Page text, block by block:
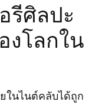
รีศิลปะ
งโลกใน
ในไนต์คลับได้ถูก